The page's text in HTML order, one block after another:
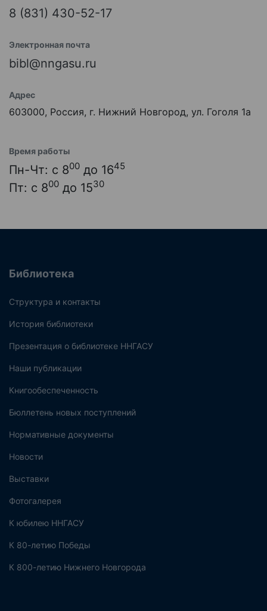
8 (831) 430-52-17
Электронная почта
bibl@nngasu.ru
Адрес
603000, Россия, г. Нижний Новгород, ул. Гоголя 1а
Время работы
Пн-Чт: с 800 до 1645
Пт: с 800 до 1530
Библиотека
Структура и контакты
История библиотеки
Презентация о библиотеке ННГАСУ
Наши публикации
Книгообеспеченность
Бюллетень новых поступлений
Нормативные документы
Новости
Выставки
Фотогалерея
К юбилею ННГАСУ
К 80-летию Победы
К 800-летию Нижнего Новгорода